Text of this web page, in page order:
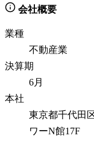
会社概要
業種
不動産業
決算期
6月
本社
東京都千代田
ワーN館17F